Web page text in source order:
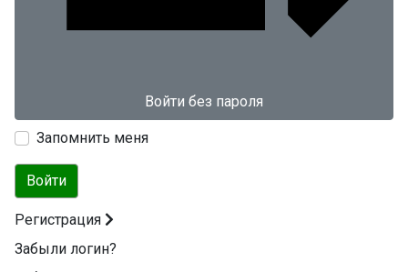
Войти без пароля
Запомнить меня
Войти
Регистрация
Забыли логин?